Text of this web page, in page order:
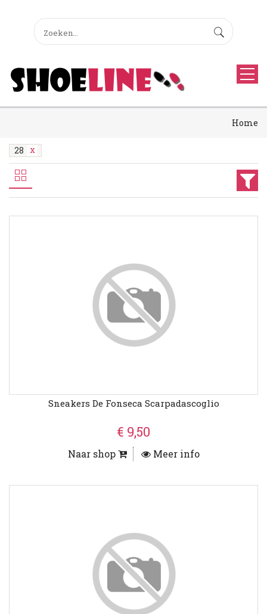
Home
28
Sneakers De Fonseca Scarpadascoglio
€ 9,50
Naar shop Meer info